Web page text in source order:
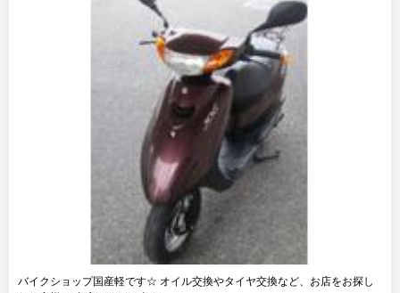
バイクショップ国産軽です☆ オイル交換やタイヤ交換など、お店をお探し